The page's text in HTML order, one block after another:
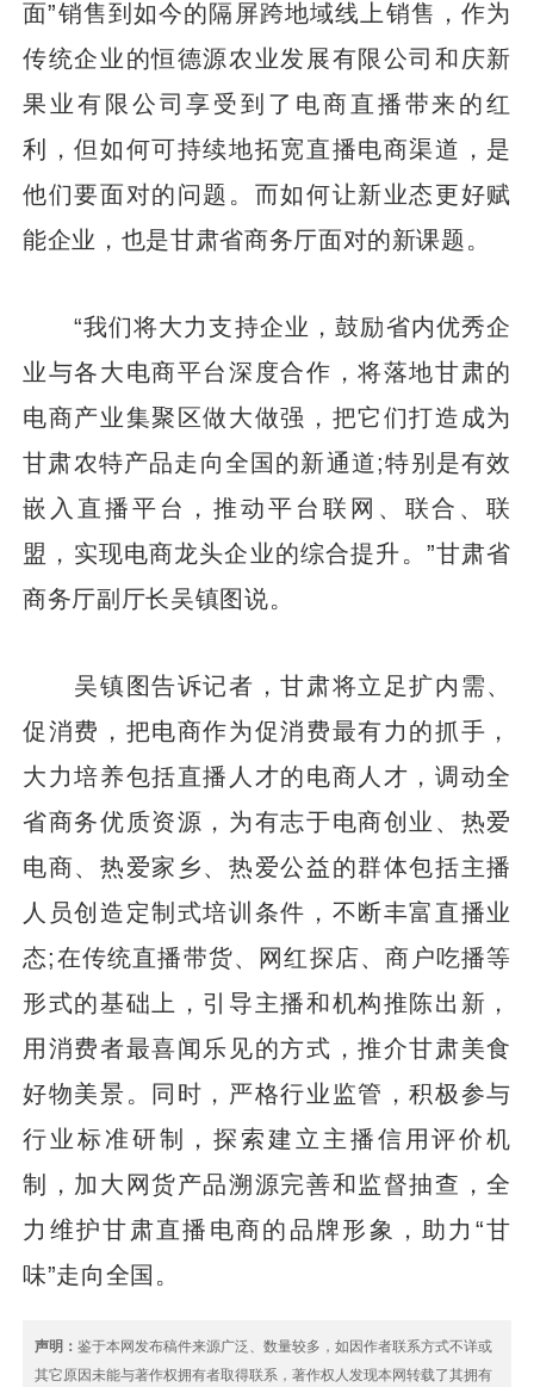
面”销售到如今的隔屏跨地域线上销售，作为
传统企业的恒德源农业发展有限公司和庆新
果业有限公司享受到了电商直播带来的红
利，但如何可持续地拓宽直播电商渠道，是
他们要面对的问题。而如何让新业态更好赋
能企业，也是甘肃省商务厅面对的新课题。
“我们将大力支持企业，鼓励省内优秀企
业与各大电商平台深度合作，将落地甘肃的
电商产业集聚区做大做强，把它们打造成为
甘肃农特产品走向全国的新通道;特别是有效
嵌入直播平台，推动平台联网、联合、联
盟，实现电商龙头企业的综合提升。”甘肃省
商务厅副厅长吴镇图说。
吴镇图告诉记者，甘肃将立足扩内需、
促消费，把电商作为促消费最有力的抓手，
大力培养包括直播人才的电商人才，调动全
省商务优质资源，为有志于电商创业、热爱
电商、热爱家乡、热爱公益的群体包括主播
人员创造定制式培训条件，不断丰富直播业
态;在传统直播带货、网红探店、商户吃播等
形式的基础上，引导主播和机构推陈出新，
用消费者最喜闻乐见的方式，推介甘肃美食
好物美景。同时，严格行业监管，积极参与
行业标准研制，探索建立主播信用评价机
制，加大网货产品溯源完善和监督抽查，全
力维护甘肃直播电商的品牌形象，助力“甘
味”走向全国。
声明：鉴于本网发布稿件来源广泛、数量较多，如因作者联系方式不详或
其它原因未能与著作权拥有者取得联系，著作权人发现本网转载了其拥有